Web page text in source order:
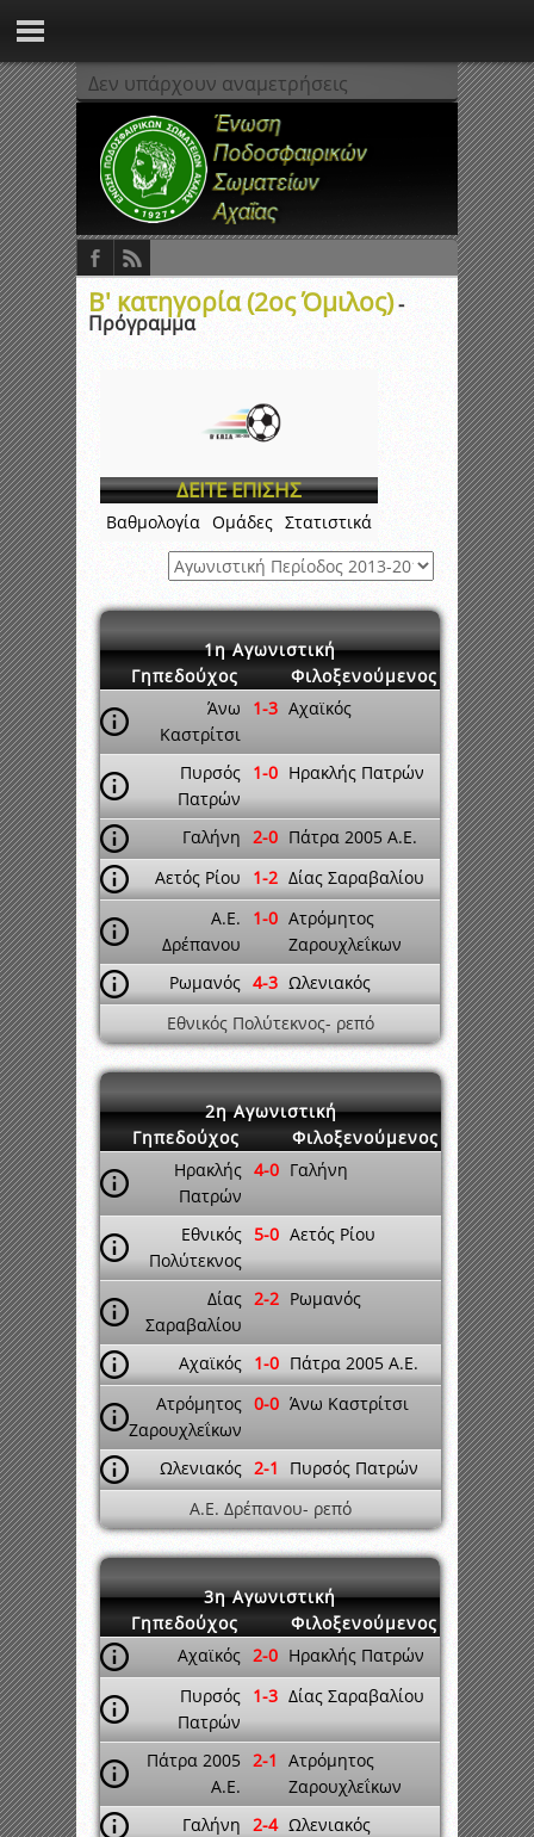
Δεν υπάρχουν αναμετρήσεις
Β' κατηγορία (2ος Όμιλος)-
Πρόγραμμα
ΔΕΙΤΕ ΕΠΙΣΗΣ
Βαθμολογία Ομάδες Στατιστικά
1η Αγωνιστική
Γηπεδούχος
Φιλοξενούμενος
Άνω
Καστρίτσι
1-3 Αχαϊκός
Πυρσός
Πατρών
1-0 Ηρακλής Πατρών
Γαλήνη 2-0 Πάτρα 2005 A.E.
Αετός Ρίου
1-2 Δίας Σαραβαλίου
A.E.
Δρέπανου
1-0 Ατρόμητος
Ζαρουχλεΐκων
Ρωμανός 4-3 Ωλενιακός
Εθνικός Πολύτεκνος- ρεπό
2η Αγωνιστική
Γηπεδούχος
Φιλοξενούμενος
Ηρακλής
Πατρών
4-0 Γαλήνη
Εθνικός
Πολύτεκνος
5-0 Αετός Ρίου
Δίας
Σαραβαλίου
2-2 Ρωμανός
Αχαϊκός 1-0 Πάτρα 2005 A.E.
Ατρόμητος
Ζαρουχλεΐκων
0-0 Άνω Καστρίτσι
Ωλενιακός 2-1
Πυρσός Πατρών
A.E. Δρέπανου- ρεπό
3η Αγωνιστική
Γηπεδούχος
Φιλοξενούμενος
Αχαϊκός 2-0 Ηρακλής Πατρών
Πυρσός
Πατρών
1-3 Δίας Σαραβαλίου
Πάτρα 2005
A.E.
2-1 Ατρόμητος
Ζαρουχλεΐκων
Γαλήνη 2-4 Ωλενιακός